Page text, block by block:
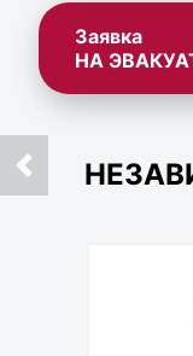
Заявка
НА